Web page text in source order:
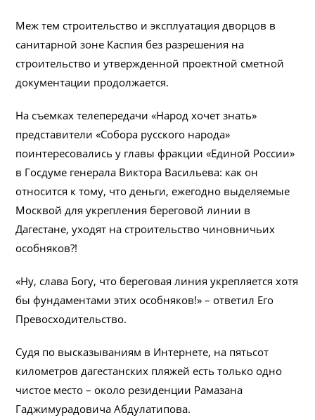
Меж тем строительство и эксплуатация дворцов в
санитарной зоне Каспия без разрешения на
строительство и утвержденной проектной сметной
документации продолжается.
На съемках телепередачи «Народ хочет знать»
представители «Собора русского народа»
поинтересовались у главы фракции «Единой России»
в Госдуме генерала Виктора Васильева: как он
относится к тому, что деньги, ежегодно выделяемые
Москвой для укрепления береговой линии в
Дагестане, уходят на строительство чиновничьих
особняков?!
«Ну, слава Богу, что береговая линия укрепляется хотя
бы фундаментами этих особняков!» – ответил Его
Превосходительство.
Судя по высказываниям в Интернете, на пятьсот
километров дагестанских пляжей есть только одно
чистое место – около резиденции Рамазана
Гаджимурадовича Абдулатипова.